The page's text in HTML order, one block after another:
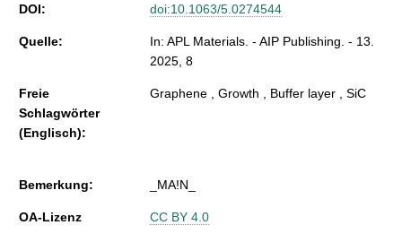
DOI: doi:10.1063/5.0274544
Quelle:
In: APL Materials. - AIP Publishing. - 13.
2025, 8
Freie
Schlagwörter
(Englisch):
Graphene , Growth , Buffer layer , SiC
Bemerkung: _MA!N_
OA-Lizenz CC BY 4.0